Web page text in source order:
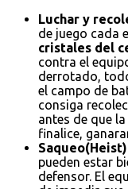
Luchar y
de juego cada
cristales del
contra el
derrotado,
el campo de
consiga
antes de que
finalice,
Saqueo(Heist)
pueden estar
defensor. El